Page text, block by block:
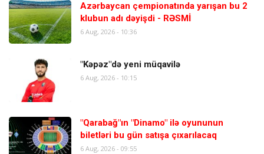
Azərbaycan çempionatında yarışan bu 2
klubun adı dəyişdi - RƏSMİ
6 Aug, 2026 - 10:36
"Kəpəz"də yeni müqavilə
6 Aug, 2026 - 10:15
"Qarabağ"ın "Dinamo" ilə oyununun
biletləri bu gün satışa çıxarılacaq
6 Aug, 2026 - 09:55